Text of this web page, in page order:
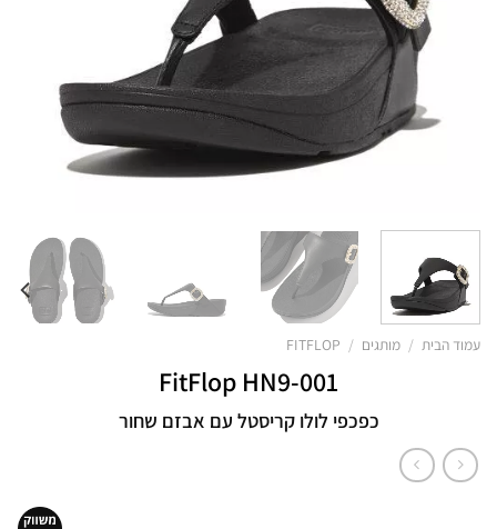
עמוד הבית / מותגים /
FITFLOP
FitFlop HN9-001
כפכפי לולו קריסטל עם אבזם שחור